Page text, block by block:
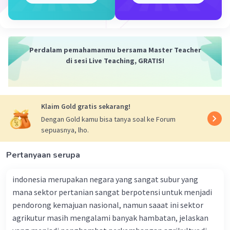
Pengembangan Budidaya Perikanan: Meningkatkan
kerang, dan organisme laut lainnya. Program ini dapat
mencakup bantuan teknis, pendidikan, serta
pembiayaan untuk petani perikanan.
dan menjaga ekosistem laut. Ini melibatkan
pemantauan, penegakan hukum, dan pengawasan yang
ketat.
Pengembangan Infrastruktur Perikanan: Membangun
fasilitas pemrosesan ikan, dan cold storage untuk
mendukung rantai pasokan perikanan yang efisien.
Pendidikan dan Pelatihan: Menyediakan pendidikan dan
pelatihan bagi masyarakat pesisir dan petani perikanan
Perdalam pemahamanmu bersama Master Teacher
di sesi Live Teaching, GRATIS!
Klaim Gold gratis sekarang!
Dengan Gold kamu bisa tanya soal ke Forum
sepuasnya, lho.
Pertanyaan serupa
indonesia merupakan negara yang sangat subur yang
mana sektor pertanian sangat berpotensi untuk menjadi
pendorong kemajuan nasional, namun saaat ini sektor
agrikutur masih mengalami banyak hambatan, jelaskan